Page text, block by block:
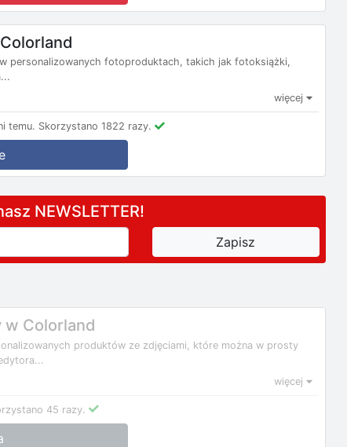
personalizowanych fotoproduktach, takich jak fotoksiążki,
więcej
temu. Skorzystano 1822 razy.
NEWSLETTER!
w Colorland
produktów ze zdjęciami, które można w prosty
więcej
45 razy.